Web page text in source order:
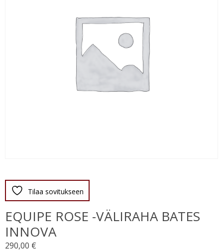
Tilaa sovitukseen
EQUIPE ROSE -VÄLIRAHA BATES
INNOVA
290,00 €